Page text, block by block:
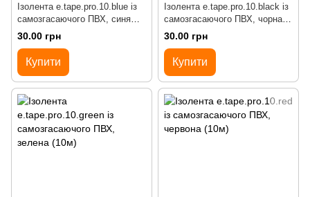
Ізолента e.tape.pro.10.blue із
самозгасаючого ПВХ, синя
(10м)
30.00 грн
Купити
Ізолента e.tape.pro.10.black із
самозгасаючого ПВХ, чорна
(10м)
30.00 грн
Купити